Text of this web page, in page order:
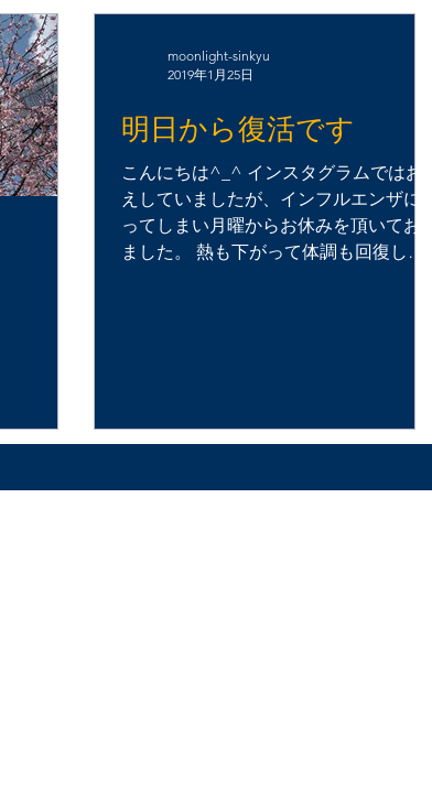
moonlight-sinkyu
2019年1月25日
明日から復活です
こんにちは^_^ インスタグラムではお伝
えしていましたが、インフルエンザに罹
ってしまい月曜からお休みを頂いており
ました。 熱も下がって体調も回復しま